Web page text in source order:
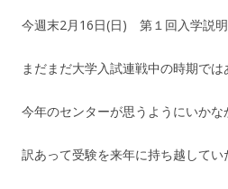
今週末2月16日(日) 第１回入学説明
まだまだ大学入試連戦中の時期では
今年のセンターが思うようにいかな
訳あって受験を来年に持ち越してい